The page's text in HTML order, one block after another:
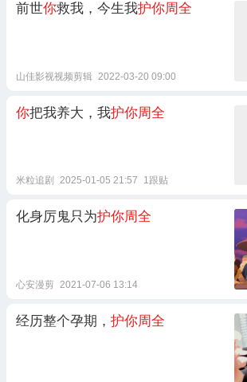
前世你救我，今生我护你周全
山佳影视视频剪辑 2022-03-20 09:00
你把我养大，我护你周全
米粒追剧 2025-01-05 21:57 1跟贴
化身厉鬼只为护你周全
心安漫剪 2021-07-06 13:14
经历整个孕期， 护你周全